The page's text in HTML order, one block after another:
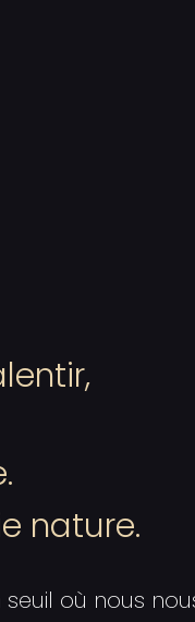
nature.
où nous